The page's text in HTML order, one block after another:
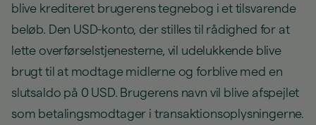
blive krediteret brugerens tegnebog i et tilsvarende
beløb. Den USD-konto, der stilles til rådighed for at
lette overførselstjenesterne, vil udelukkende blive
brugt til at modtage midlerne og forblive med en
slutsaldo på 0 USD. Brugerens navn vil blive afspejlet
som betalingsmodtager i transaktionsoplysningerne.